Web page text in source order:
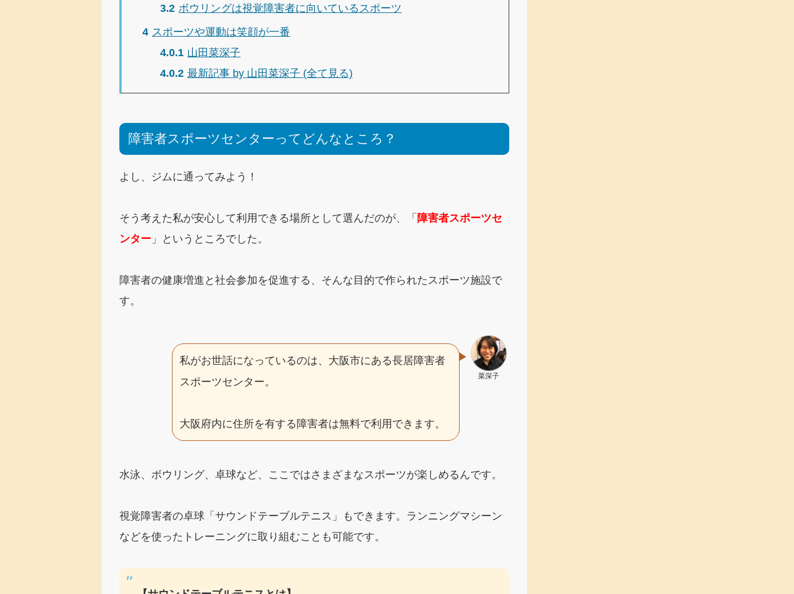
3.2 ボウリングは視覚障害者に向いているスポーツ
4 スポーツや運動は笑顔が一番
4.0.1 山田菜深子
4.0.2 最新記事 by 山田菜深子 (全て見る)
障害者スポーツセンターってどんなところ？
よし、ジムに通ってみよう！
そう考えた私が安心して利用できる場所として選んだのが、「 障害者スポーツセ
ンター 」というところでした。
障害者の健康増進と社会参加を促進する、そんな目的で作られたスポーツ施設で
す。
菜深子
私がお世話になっているのは、大阪市にある長居障害者
スポーツセンター。
大阪府内に住所を有する障害者は無料で利用できます。
水泳、ボウリング、卓球など、ここではさまざまなスポーツが楽しめるんです。
視覚障害者の卓球「サウンドテーブルテニス」もできます。ランニングマシーン
などを使ったトレーニングに取り組むことも可能です。